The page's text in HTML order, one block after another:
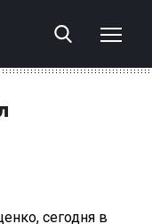
сегодня в